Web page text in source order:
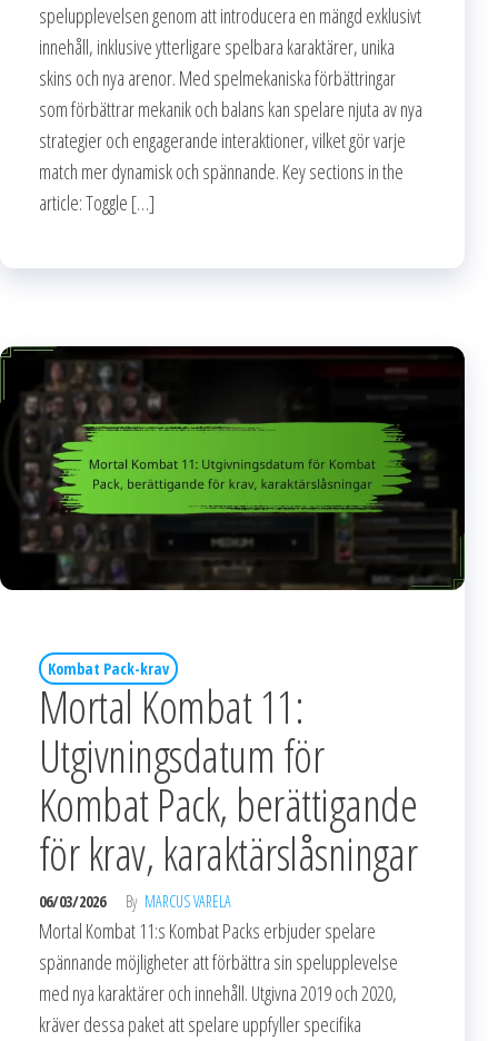
spelupplevelsen genom att introducera en mängd exklusivt
innehåll, inklusive ytterligare spelbara karaktärer, unika
skins och nya arenor. Med spelmekaniska förbättringar
som förbättrar mekanik och balans kan spelare njuta av nya
strategier och engagerande interaktioner, vilket gör varje
match mer dynamisk och spännande. Key sections in the
article: Toggle […]
Kombat Pack-krav
Mortal Kombat 11:
Utgivningsdatum för
Kombat Pack, berättigande
för krav, karaktärslåsningar
06/03/2026 By MARCUS VARELA
Mortal Kombat 11:s Kombat Packs erbjuder spelare
spännande möjligheter att förbättra sin spelupplevelse
med nya karaktärer och innehåll. Utgivna 2019 och 2020,
kräver dessa paket att spelare uppfyller specifika